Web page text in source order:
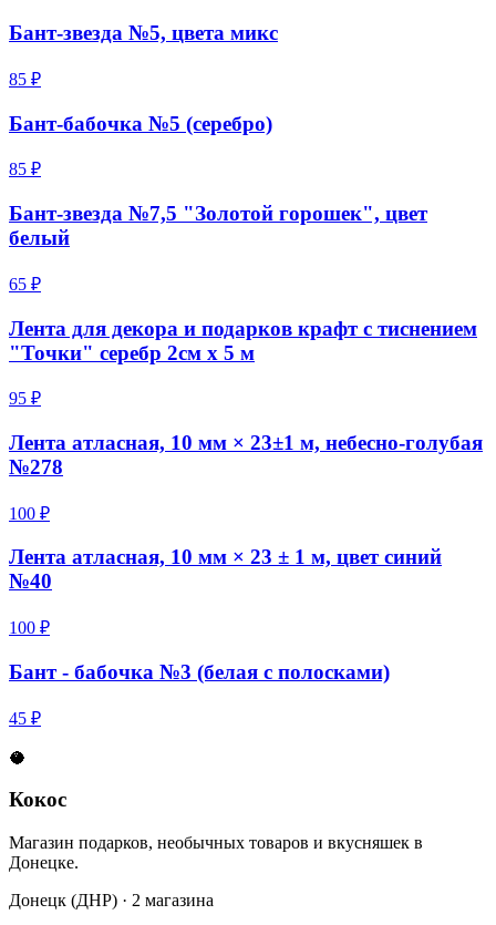
Бант-звезда №5, цвета микс
85 ₽
Бант-бабочка №5 (серебро)
85 ₽
Бант-звезда №7,5 "Золотой горошек", цвет
белый
65 ₽
Лента для декора и подарков крафт с тиснением
"Точки" серебр 2см х 5 м
95 ₽
Лента атласная, 10 мм × 23±1 м, небесно-голубая
№278
100 ₽
Лента атласная, 10 мм × 23 ± 1 м, цвет синий
№40
100 ₽
Бант - бабочка №3 (белая с полосками)
45 ₽
🥥
Кокос
Магазин подарков, необычных товаров и вкусняшек в
Донецке.
Донецк (ДНР) · 2 магазина